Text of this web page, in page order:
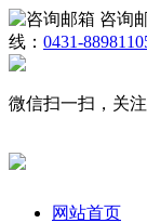
咨询
线： 0431-
微信扫一扫，关
网站首页